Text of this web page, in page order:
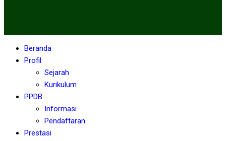
Beranda
Profil
Sejarah
Kurikulum
PPDB
Informasi
Pendaftaran
Prestasi